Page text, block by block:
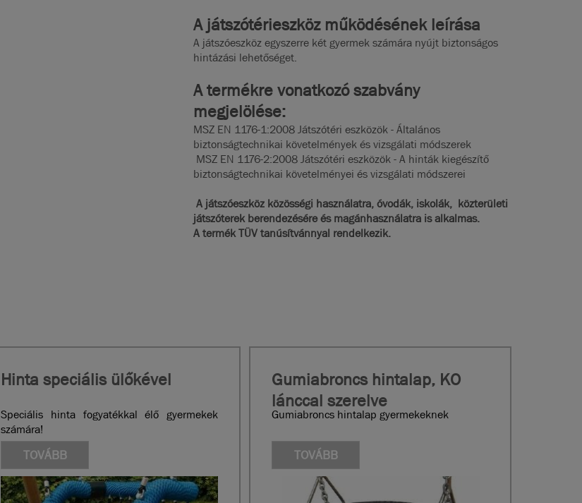
A játszótérieszköz működésének leírása
A játszóeszköz egyszerre két gyermek számára nyújt biztonságos
hintázási lehetőséget.
A termékre vonatkozó szabvány
megjelölése:
MSZ EN 1176-1:2008 Játszótéri eszközök - Általános
biztonságtechnikai követelmények és vizsgálati módszerek
MSZ EN 1176-2:2008 Játszótéri eszközök - A hinták kiegészítő
biztonságtechnikai követelményei és vizsgálati módszerei
A játszóeszköz közösségi használatra, óvodák, iskolák, közterületi
játszóterek berendezésére és magánhasználatra is alkalmas.
A termék TÜV tanúsítvánnyal rendelkezik.
Hinta speciális ülőkével
Speciális hinta fogyatékkal élő gyermekek
számára!
Gumiabroncs hintalap, KO
lánccal szerelve
Gumiabroncs hintalap gyermekeknek